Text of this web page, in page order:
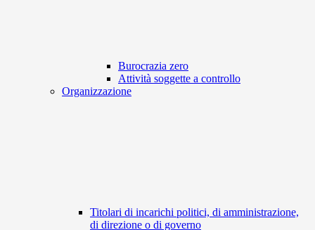
Burocrazia zero
Attività soggette a controllo
Organizzazione
Titolari di incarichi politici, di amministrazione,
di direzione o di governo